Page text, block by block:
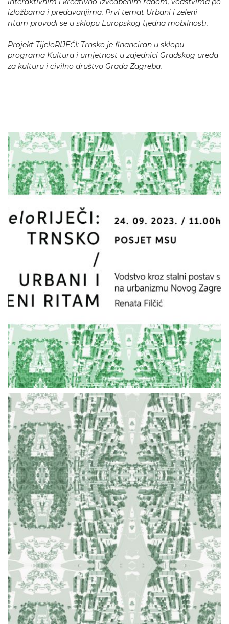
izložbama i predavanjima. Prvi temat Urbani i zeleni
ritam provodi se u sklopu Europskog tjedna mobilnosti.
Projekt TijeloRIJEČI: Trnsko je financiran u sklopu
programa Kultura i umjetnost u zajednici Gradskog ureda
za kulturu i civilno društvo Grada Zagreba.